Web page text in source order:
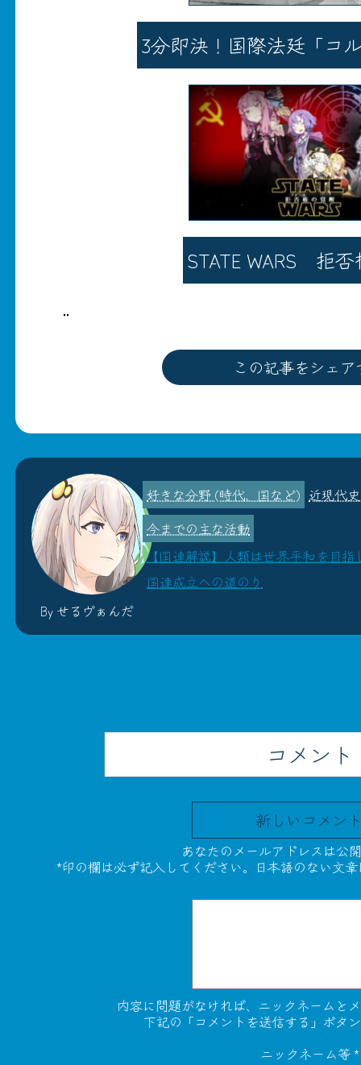
3分即決！国際法廷「コ
STATE WARS 拒
この記事をシェア
By せるヴぁんだ
近現代
【国連解説】人類は世界平和を目
国連成立への道のり
コメント
新しいコメン
あなたのメールアドレスは公
*印の欄は必ず記入してください。日本語のない文
内容に問題がなければ、ニックネームと
下記の「コメントを送信する」ボタ
ニックネーム等*